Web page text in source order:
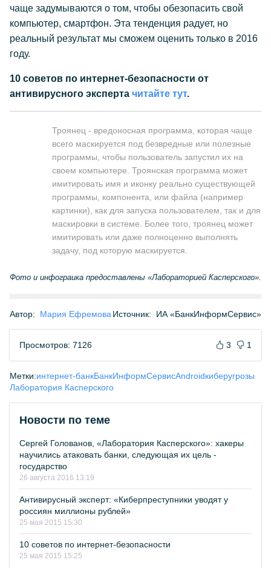
чаще задумываются о том, чтобы обезопасить свой
компьютер, смартфон. Эта тенденция радует, но
реальный результат мы сможем оценить только в 2016
году.
10 советов по интернет-безопасности от
антивирусного эксперта читайте тут.
Троянец - вредоносная программа, которая чаще
всего маскируется под безвредные или полезные
программы, чтобы пользователь запустил их на
своем компьютере. Троянская программа может
имитировать имя и иконку реально существующей
программы, компонента, или файла (например
картинки), как для запуска пользователем, так и для
маскировки в системе. Более того, троянец может
имитировать или даже полноценно выполнять
задачу, под которую маскируется.
Фото и инфограика предоставлены «Лабораторией Касперского».
Автор: Мария ЕфремоваИсточник: ИА «БанкИнформСервис»
Просмотров: 7126 3 1
Метки:интернет-банкБанкИнформСервисAndroidкиберугрозы
Лаборатория Касперского
Новости по теме
Сергей Голованов, «Лаборатория Касперского»: хакеры
научились атаковать банки, следующая их цель -
государство
26 августа 2016 13:19
Антивирусный эксперт: «Киберпреступники уводят у
россиян миллионы рублей»
25 мая 2015 15:30
10 советов по интернет-безопасности
25 мая 2015 15:25